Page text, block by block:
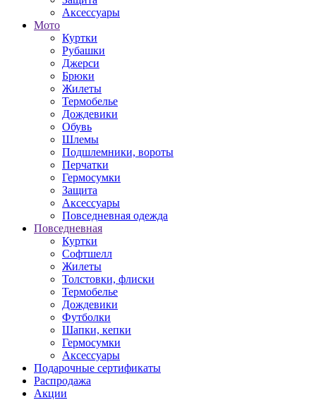
Аксессуары
Мото
Куртки
Рубашки
Джерси
Брюки
Жилеты
Термобелье
Дождевики
Обувь
Шлемы
Подшлемники, вороты
Перчатки
Гермосумки
Защита
Аксессуары
Повседневная одежда
Повседневная
Куртки
Софтшелл
Жилеты
Толстовки, флиски
Термобелье
Дождевики
Футболки
Шапки, кепки
Гермосумки
Аксессуары
Подарочные сертификаты
Распродажа
Акции